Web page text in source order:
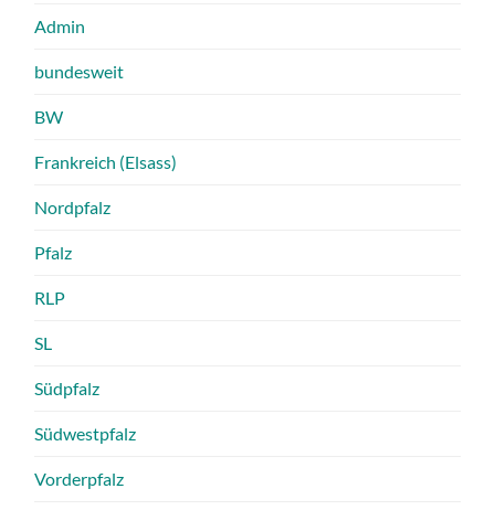
Admin
bundesweit
BW
Frankreich (Elsass)
Nordpfalz
Pfalz
RLP
SL
Südpfalz
Südwestpfalz
Vorderpfalz